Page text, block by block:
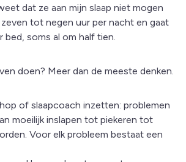
dat ze aan mijn slaap niet mogen
zeven tot negen uur per nacht en gaat
bed, soms al om half tien.
doen? Meer dan de meeste denken.
of slaapcoach inzetten: problemen
moeilijk inslapen tot piekeren tot
Voor elk probleem bestaat een